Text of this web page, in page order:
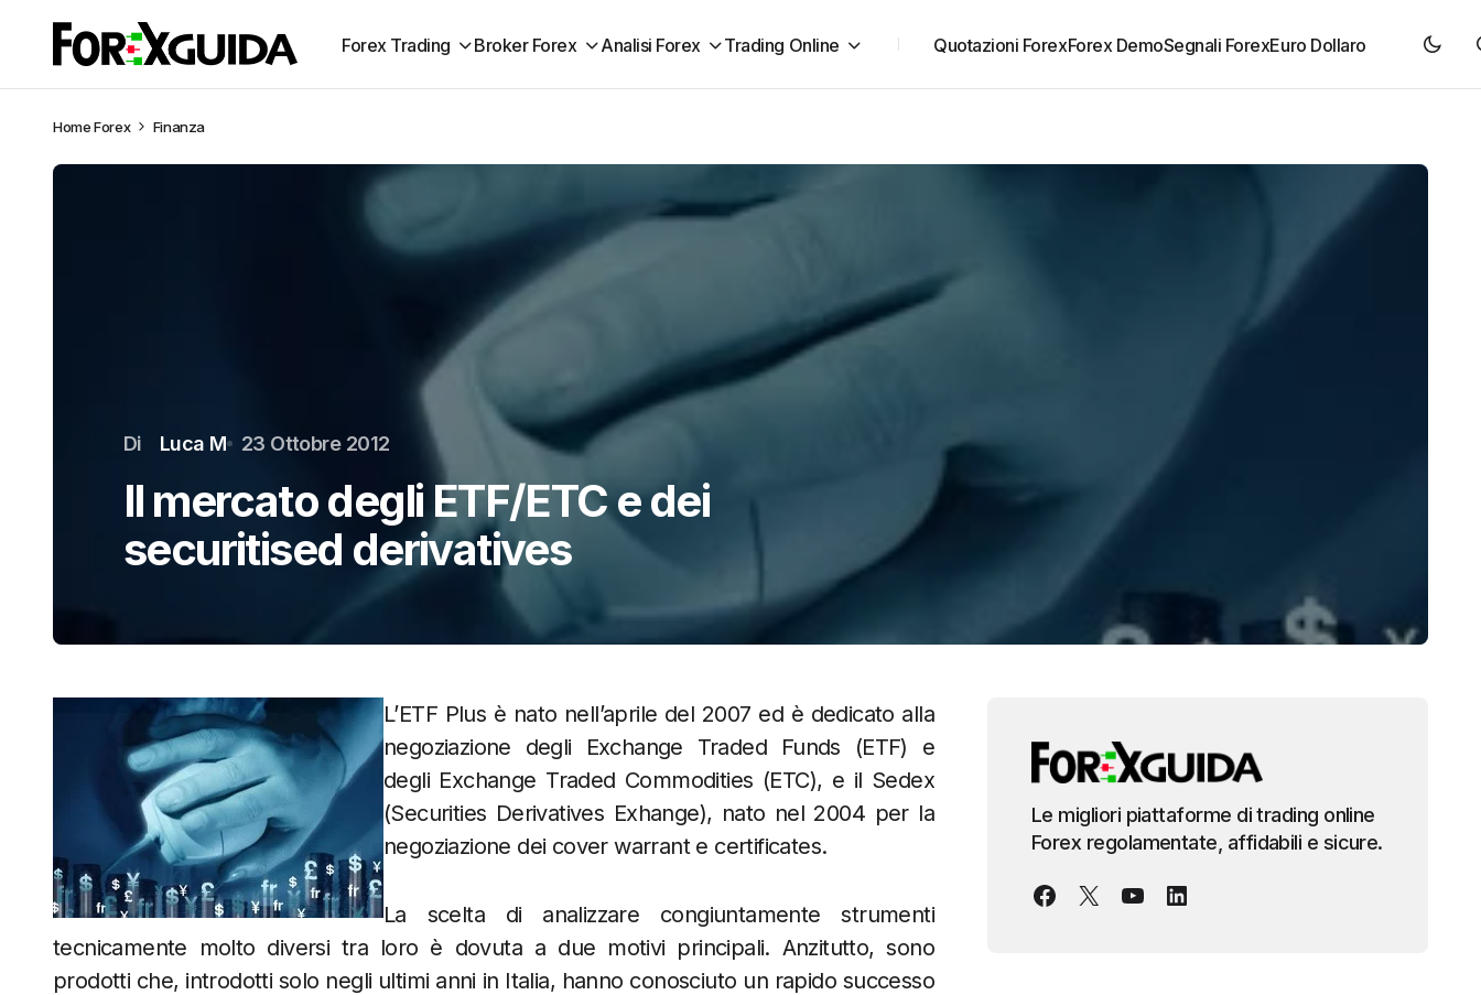
Forex Trading Broker Forex Analisi Forex Trading Online Quotazioni ForexForex DemoSegnali ForexEuro Dollaro
HomeForex Finanza
Di Luca M 23 Ottobre 2012
Il mercato degli ETF/ETC e dei
securitised derivatives
L’ETF Plus è nato nell’aprile del 2007 ed è dedicato alla
negoziazione degli Exchange Traded Funds (ETF) e
degli Exchange Traded Commodities (ETC), e il Sedex
(Securities Derivatives Exhange), nato nel 2004 per la
negoziazione dei cover warrant e certificates.
La scelta di analizzare congiuntamente strumenti
tecnicamente molto diversi tra loro è dovuta a due motivi principali. Anzitutto, sono
prodotti che, introdotti solo negli ultimi anni in Italia, hanno conosciuto un rapido successo
Le migliori piattaforme di trading online
Forex regolamentate, affidabili e sicure.